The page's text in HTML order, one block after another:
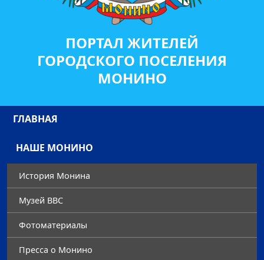
ПОРТАЛ ЖИТЕЛЕЙ
ГОРОДСКОГО ПОСЕЛЕНИЯ
МОНИНО
ГЛАВНАЯ
НАШЕ МОНИНО
История Монина
Музей ВВС
Фотоматериалы
Преccа о Монино